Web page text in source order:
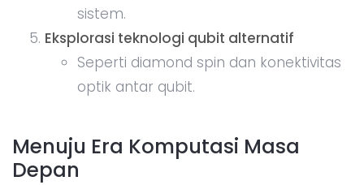
sistem.
Eksplorasi teknologi qubit alternatif
Seperti diamond spin dan konektivitas
optik antar qubit.
Menuju Era Komputasi Masa
Depan